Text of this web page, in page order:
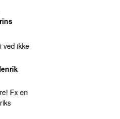
ved ikke
Fx en